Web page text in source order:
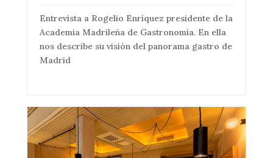
Entrevista a Rogelio Enríquez presidente de la
Academia Madrileña de Gastronomía. En ella
nos describe su visión del panorama gastro de
Madrid